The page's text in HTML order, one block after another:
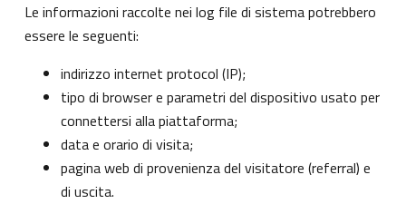
Le informazioni raccolte nei log file di sistema potrebbero
essere le seguenti:
indirizzo internet protocol (IP);
tipo di browser e parametri del dispositivo usato per
connettersi alla piattaforma;
data e orario di visita;
pagina web di provenienza del visitatore (referral) e
di uscita.